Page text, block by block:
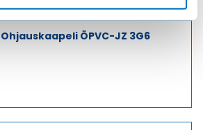
Ohjauskaapeli ÖPVC-JZ 3G6